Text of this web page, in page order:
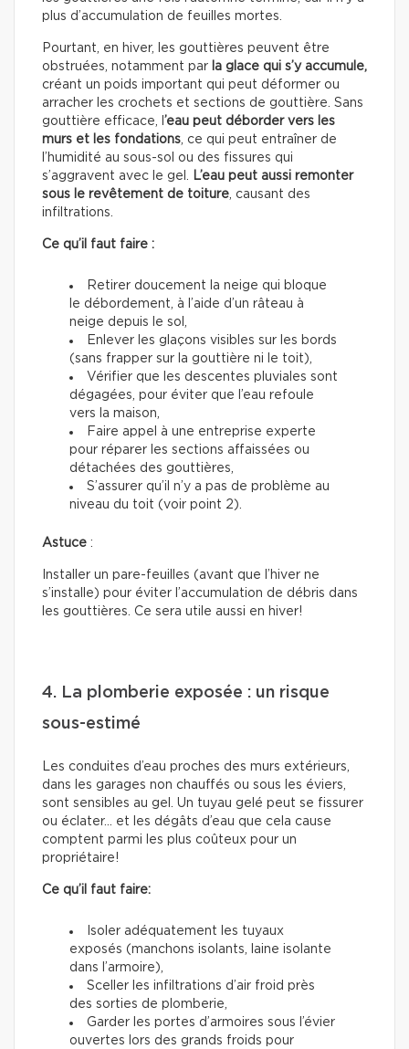
plus d’accumulation de feuilles mortes.
Pourtant, en hiver, les gouttières peuvent être
obstruées, notamment par la glace qui s’y accumule,
créant un poids important qui peut déformer ou
arracher les crochets et sections de gouttière. Sans
gouttière efficace, l ’eau peut déborder vers les
murs et les fondations, ce qui peut entraîner de
l’humidité au sous-sol ou des fissures qui
s’aggravent avec le gel. L’eau peut aussi remonter
sous le revêtement de toiture, causant des
infiltrations.
Ce qu’il faut faire :
Retirer doucement la neige qui bloque
le débordement, à l’aide d’un râteau à
neige depuis le sol,
Enlever les glaçons visibles sur les bords
(sans frapper sur la gouttière ni le toit),
Vérifier que les descentes pluviales sont
dégagées, pour éviter que l’eau refoule
vers la maison,
Faire appel à une entreprise experte
pour réparer les sections affaissées ou
détachées des gouttières,
S’assurer qu’il n’y a pas de problème au
niveau du toit (voir point 2).
Astuce :
Installer un pare-feuilles (avant que l’hiver ne
s’installe) pour éviter l’accumulation de débris dans
les gouttières. Ce sera utile aussi en hiver!
4. La plomberie exposée : un risque
sous-estimé
Les conduites d’eau proches des murs extérieurs,
dans les garages non chauffés ou sous les éviers,
sont sensibles au gel. Un tuyau gelé peut se fissurer
ou éclater… et les dégâts d’eau que cela cause
comptent parmi les plus coûteux pour un
propriétaire!
Ce qu’il faut faire:
Isoler adéquatement les tuyaux
exposés (manchons isolants, laine isolante
dans l’armoire),
Sceller les infiltrations d’air froid près
des sorties de plomberie,
Garder les portes d’armoires sous l’évier
ouvertes lors des grands froids pour